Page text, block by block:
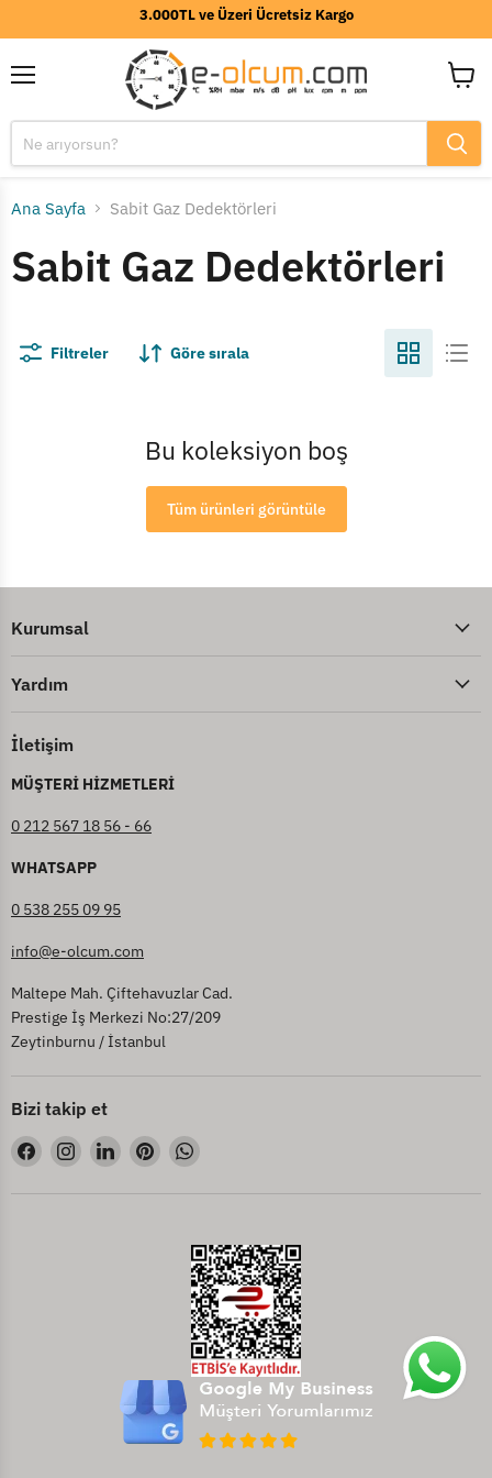
3.000TL ve Üzeri Ücretsiz Kargo
Ana Sayfa Sabit Gaz Dedektörleri
Sabit Gaz Dedektörleri
Filtreler Göre sırala
Bu koleksiyon boş
Tüm ürünleri görüntüle
Kurumsal
Yardım
İletişim
MÜŞTERİ HİZMETLERİ
0 212 567 18 56 - 66
WHATSAPP
0 538 255 09 95
info@e-olcum.com
Maltepe Mah. Çiftehavuzlar Cad.
Prestige İş Merkezi No:27/209
Zeytinburnu / İstanbul
Bizi takip et
Bizi
Facebook&#39;de
bul
Bizi
Instagram&#39;de
bul
Bizi
LinkedIn&#39;de
bul
Bizi
Pinterest&#39;de
bul
Bizi
bul